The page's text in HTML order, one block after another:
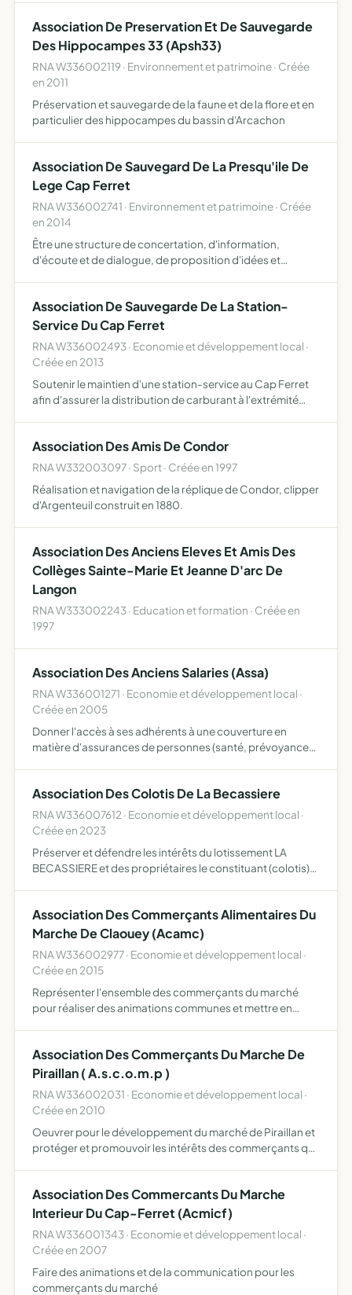
Association De Preservation Et De Sauvegarde
Des Hippocampes 33 (Apsh33)
RNA W336002119 · Environnement et patrimoine · Créée
en 2011
Préservation et sauvegarde de la faune et de la flore et en
particulier des hippocampes du bassin d'Arcachon
Association De Sauvegard De La Presqu'ile De
Lege Cap Ferret
RNA W336002741 · Environnement et patrimoine · Créée
en 2014
Être une structure de concertation, d'information,
d'écoute et de dialogue, de proposition d'idées et
habi…
Association De Sauvegarde De La Station-
Service Du Cap Ferret
RNA W336002493 · Economie et développement local ·
Créée en 2013
Soutenir le maintien d'une station-service au Cap Ferret
afin d'assurer la distribution de carburant à l'extrémité
Association Des Amis De Condor
RNA W332003097 · Sport · Créée en 1997
Réalisation et navigation de la réplique de Condor, clipper
d'Argenteuil construit en 1880.
Association Des Anciens Eleves Et Amis Des
Collèges Sainte-Marie Et Jeanne D'arc De
Langon
RNA W333002243 · Education et formation · Créée en
1997
Association Des Anciens Salaries (Assa)
RNA W336001271 · Economie et développement local ·
Créée en 2005
Donner l'accès à ses adhérents à une couverture en
matière d'assurances de personnes (santé, prévoyance
d'orga…
Association Des Colotis De La Becassiere
RNA W336007612 · Economie et développement local ·
Créée en 2023
Préserver et défendre les intérêts du lotissement LA
BECASSIERE et des propriétaires le constituant (colotis)
Association Des Commerçants Alimentaires Du
Marche De Claouey (Acamc)
RNA W336002977 · Economie et développement local ·
Créée en 2015
Représenter l'ensemble des commerçants du marché
pour réaliser des animations communes et mettre en
Association Des Commerçants Du Marche De
Piraillan ( A.s.c.o.m.p )
RNA W336002031 · Economie et développement local ·
Créée en 2010
Oeuvrer pour le développement du marché de Piraillan et
protéger et promouvoir les intérêts des commerçants qui
Association Des Commercants Du Marche
Interieur Du Cap-Ferret (Acmicf)
RNA W336001343 · Economie et développement local ·
Créée en 2007
Faire des animations et de la communication pour les
commerçants du marché